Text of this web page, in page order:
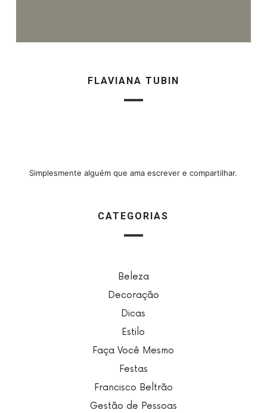
FLAVIANA TUBIN
Simplesmente alguém que ama escrever e compartilhar.
CATEGORIAS
Beleza
Decoração
Dicas
Estilo
Faça Você Mesmo
Festas
Francisco Beltrão
Gestão de Pessoas